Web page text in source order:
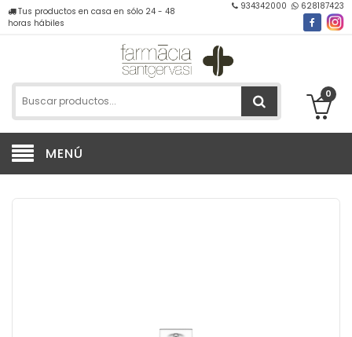
Tus productos en casa en sólo 24 - 48
horas hábiles
934342000 628187423
0
MENÚ